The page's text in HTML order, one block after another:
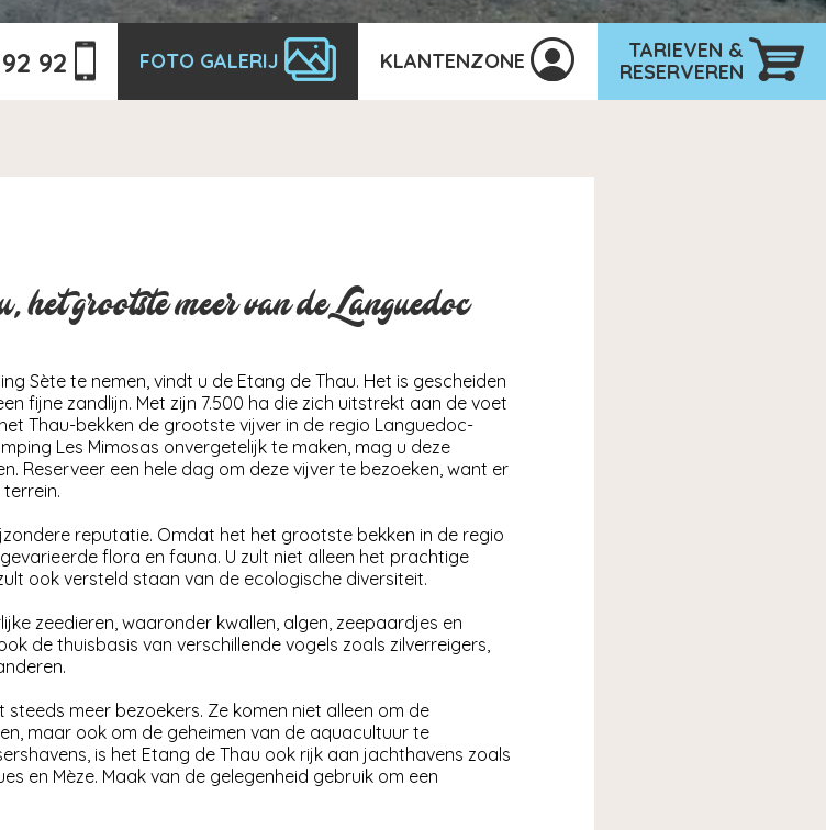
TARIEVEN &
RESERVEREN
KLANTENZONE
FOTO GALERIJ
92
het grootste meer van de Languedoc
Sète te nemen, vindt u de Etang de Thau. Het is gescheiden
fijne zandlijn. Met zijn 7.500 ha die zich uitstrekt aan de voet
Thau-bekken de grootste vijver in de regio Languedoc-
Les Mimosas onvergetelijk te maken, mag u deze
Reserveer een hele dag om deze vijver te bezoeken, want er
reputatie. Omdat het het grootste bekken in de regio
flora en fauna. U zult niet alleen het prachtige
ook versteld staan ​​van de ecologische diversiteit.
zeedieren, waaronder kwallen, algen, zeepaardjes en
de thuisbasis van verschillende vogels zoals zilverreigers,
meer bezoekers. Ze komen niet alleen om de
maar ook om de geheimen van de aquacultuur te
is het Etang de Thau ook rijk aan jachthavens zoals
en Mèze. Maak van de gelegenheid gebruik om een